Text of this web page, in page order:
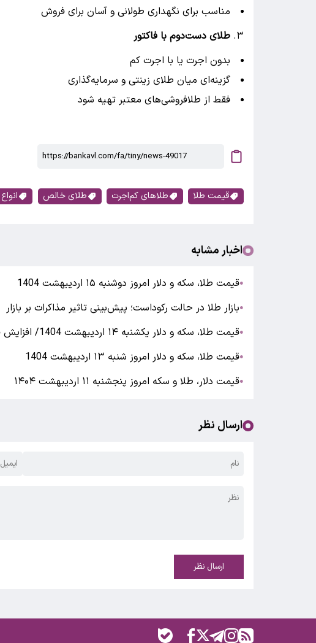
مناسب برای نگهداری طولانی و آسان برای فروش
۳. طلای دست‌دوم با فاکتور
بدون اجرت یا با اجرت کم
گزینه‌ای میان طلای زینتی و سرمایه‌گذاری
فقط از طلافروشی‌های معتبر تهیه شود
قیمت طلا طلاهای کم‌اجرت طلای خالص
اخبار مشابه
●قیمت طلا، سکه و دلار امروز دوشنبه ۱۵ اردیبهشت 1404
●بازار طلا در حالت رکوداست؛ پیش‌بینی تاثیر مذاکرات بر بازار
●قیمت طلا، سکه و دلار یکشنبه ۱۴ اردیبهشت 1404/ افزایش قیمت ها
●قیمت طلا، سکه و دلار امروز شنبه ۱۳ اردیبهشت 1404
●قیمت دلار، طلا و سکه امروز پنجشنبه ۱۱ اردیبهشت ۱۴۰۴
ارسال نظر
ارسال نظر